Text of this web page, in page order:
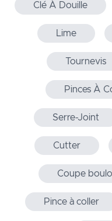
Clé À Douille
Lime
Tournevis
Pinces À
Serre-Joint
Cutter
Coupe
Pince à coller